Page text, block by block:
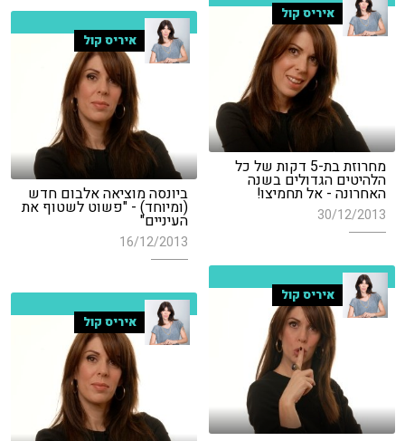
איריס קול
מחרוזת בת-5 דקות של כל
הלהיטים הגדולים בשנה
האחרונה - אל תחמיצו!
30/12/2013
איריס קול
ביונסה מוציאה אלבום חדש
(ומיוחד) - "פשוט לשטוף את
העיניים"
16/12/2013
איריס קול
איריס קול